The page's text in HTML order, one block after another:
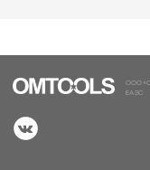
среде, выполняющая
ООО
ЕАЭС